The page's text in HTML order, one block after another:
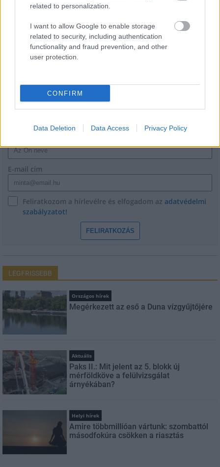
related to personalization.
I want to allow Google to enable storage
related to security, including authentication
functionality and fraud prevention, and other
user protection.
CONFIRM
Data Deletion Data Access Privacy Policy
Nagy igazolás - Sokszoros bajnok érkezik a
Fehérvárhoz
HÍRLEVÉL
E-mail cím
Feliratkozom a hírlevélre és elfogadom az adatvédelmi
szabályzatot!
FELIRATKOZÁS
LEGFRISSEBB
Országos hírek
Megérkezett az eső a Duna vízgyűjtőjére
Aktuális
Paks II.: Mit jelent az 5. blokk új
mérföldköve a felülvizsgálat
árnyékában?
Helyi hírek
Amire többmillióan vártunk: szombattól
másodfokúra csökken a riasztás